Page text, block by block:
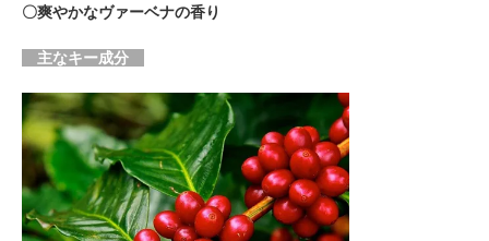
〇爽やかなヴァーベナの香り
主なキー成分